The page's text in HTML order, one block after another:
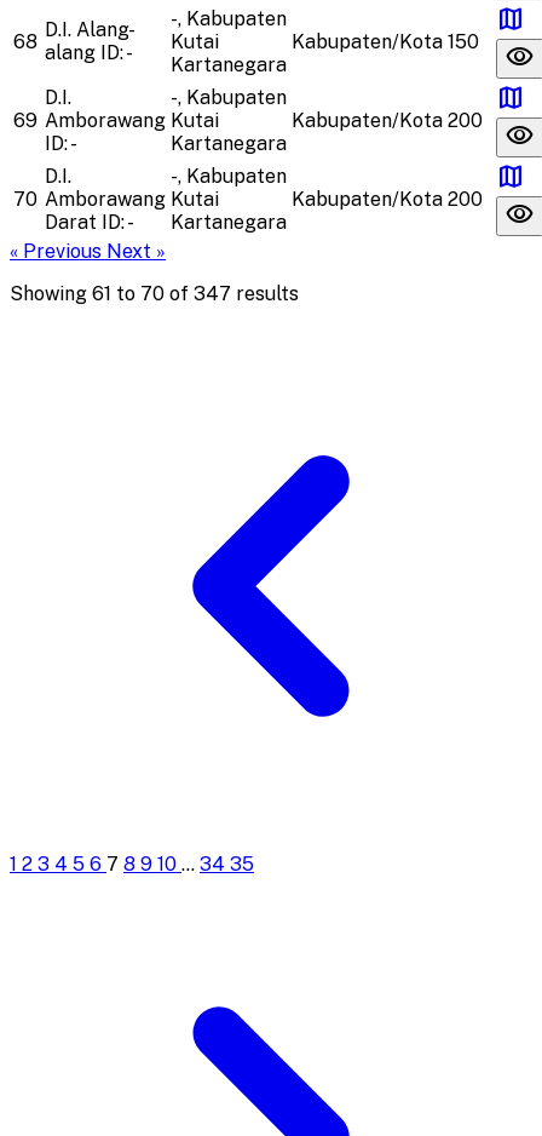
68
D.I. Alang-
alang ID: -
-, Kabupaten
Kutai
Kartanegara
Kabupaten/Kota 150
map
visibility
69
D.I.
Amborawang
ID: -
-, Kabupaten
Kutai
Kartanegara
Kabupaten/Kota 200
map
visibility
70
D.I.
Amborawang
Darat ID: -
-, Kabupaten
Kutai
Kartanegara
Kabupaten/Kota 200
map
visibility
« Previous Next »
Showing 61 to 70 of 347 results
1 2 3 4 5 6 7 8 9 10 ... 34 35